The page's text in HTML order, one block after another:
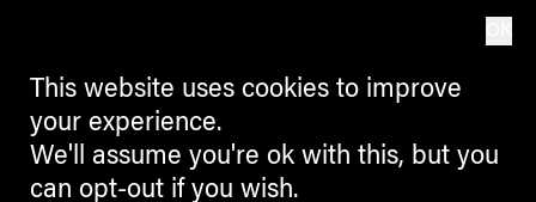
This website uses cookies to improve
your experience.
We'll assume you're ok with this, but you
can opt-out if you wish.